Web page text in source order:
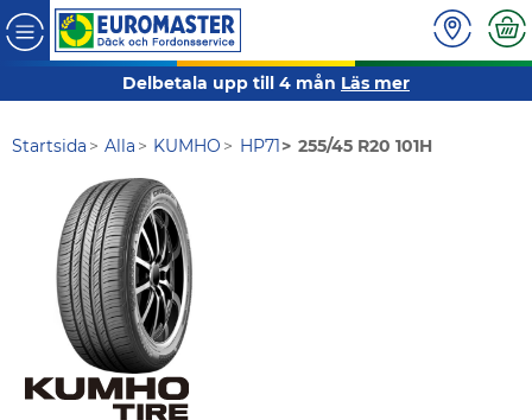
Delbetala upp till 4 mån Läs mer
Startsida Alla KUMHO HP71 255/45 R20 101H